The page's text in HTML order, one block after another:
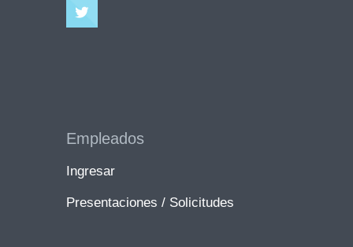
Empleados
Ingresar
Presentaciones / Solicitudes